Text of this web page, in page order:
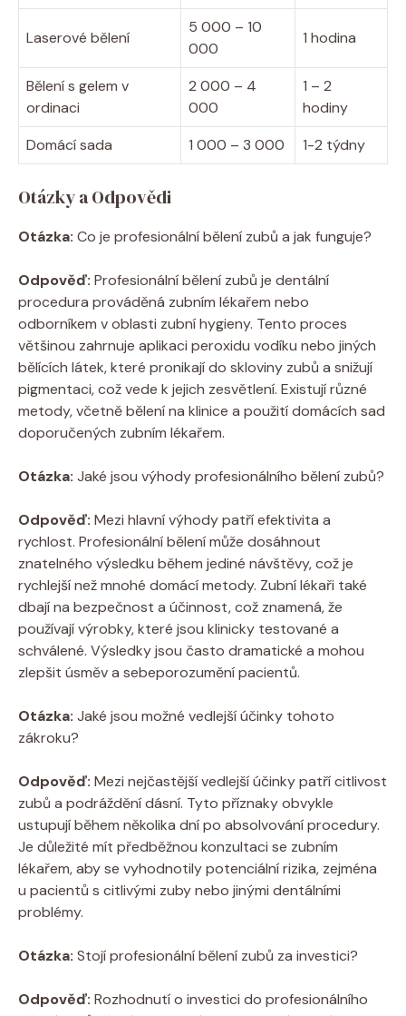
Laserové bělení
5 000 – 10
000
1 hodina
Bělení s gelem v
ordinaci
2 000 – 4
000
1 – 2
hodiny
Domácí sada
1 000 – 3 000 1-2 týdny
Otázky a Odpovědi
Otázka: Co je profesionální bělení zubů a jak funguje?
Odpověď: Profesionální bělení zubů je dentální
procedura prováděná zubním lékařem nebo
odborníkem v oblasti zubní hygieny. Tento proces
většinou zahrnuje aplikaci peroxidu vodíku nebo jiných
bělících látek, které pronikají do skloviny zubů a snižují
pigmentaci, což vede k jejich zesvětlení. Existují různé
metody, včetně bělení na klinice a použití domácích sad
doporučených zubním lékařem.
Otázka: Jaké jsou výhody profesionálního bělení zubů?
Odpověď: Mezi hlavní výhody patří efektivita a
rychlost. Profesionální bělení může dosáhnout
znatelného výsledku během jediné návštěvy, což je
rychlejší než mnohé domácí metody. Zubní lékaři také
dbají na bezpečnost a účinnost, což znamená, že
používají výrobky, které jsou klinicky testované a
schválené. Výsledky jsou často dramatické a mohou
zlepšit úsměv a sebeporozumění pacientů.
Otázka: Jaké jsou možné vedlejší účinky tohoto
zákroku?
Odpověď: Mezi nejčastější vedlejší účinky patří citlivost
zubů a podráždění dásní. Tyto příznaky obvykle
ustupují během několika dní po absolvování procedury.
Je důležité mít předběžnou konzultaci se zubním
lékařem, aby se vyhodnotily potenciální rizika, zejména
u pacientů s citlivými zuby nebo jinými dentálními
problémy.
Otázka: Stojí profesionální bělení zubů za investici?
Odpověď: Rozhodnutí o investici do profesionálního